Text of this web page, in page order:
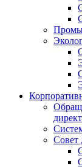
Совет